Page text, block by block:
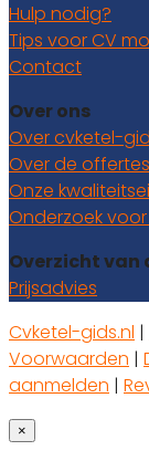
Hulp nodig?
Tips voor CV
Contact
Over ons
Over cvketel-
Over de
Onze
Onderzoek
Overzicht van
Prijsadvies
Cvketel-gids.nl |
Voorwaarden |
aanmelden |
×